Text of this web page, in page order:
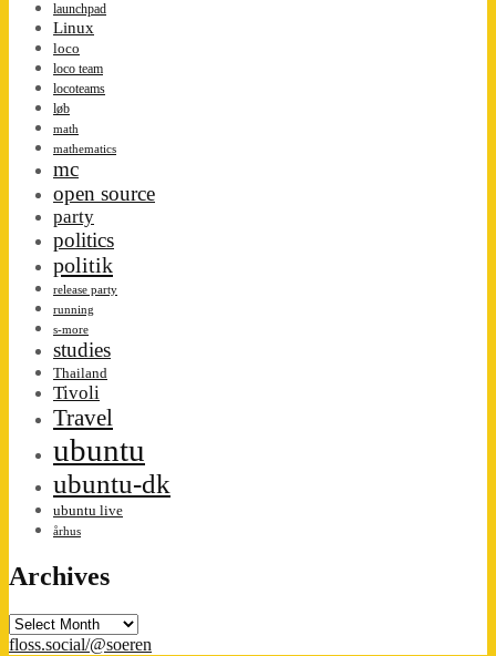
launchpad
Linux
loco
loco team
locoteams
løb
math
mathematics
mc
open source
party
politics
politik
release party
running
s-more
studies
Thailand
Tivoli
Travel
ubuntu
ubuntu-dk
ubuntu live
århus
Archives
Archives
floss.social/@soeren